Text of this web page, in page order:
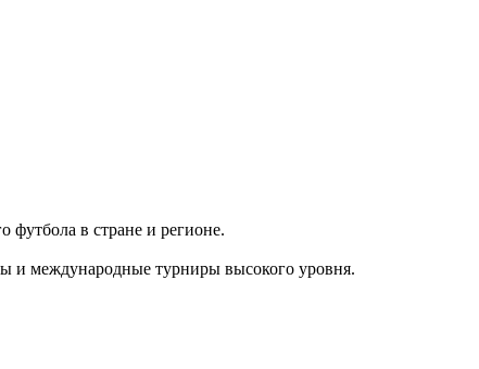
футбола в стране и регионе.
и международные турниры высокого уровня.